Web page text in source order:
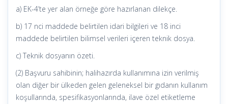
a) EK-4’te yer alan örneğe göre hazırlanan dilekçe.
b) 17 nci maddede belirtilen idari bilgileri ve 18 inci
maddede belirtilen bilimsel verileri içeren teknik dosya.
c) Teknik dosyanın özeti.
(2) Başvuru sahibinin; halihazırda kullanımına izin verilmiş
olan diğer bir ülkeden gelen geleneksel bir gıdanın kullanım
koşullarında, spesifikasyonlarında, ilave özel etiketleme